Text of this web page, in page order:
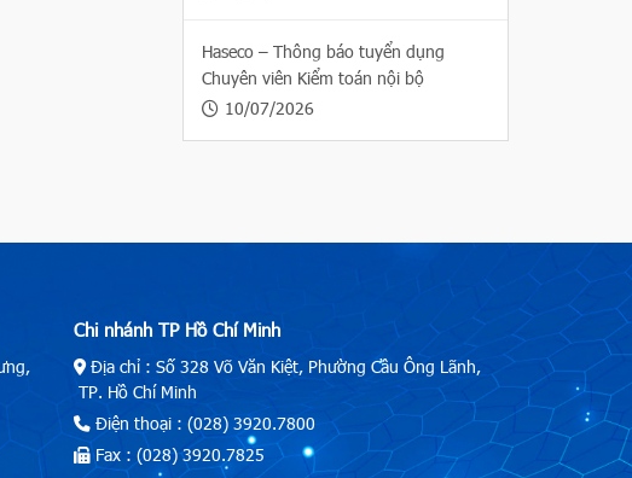
Haseco – Thông báo tuyển dụng
Chuyên viên Kiểm toán nội bộ
10/07/2026
Chi nhánh TP Hồ Chí Minh
Địa chỉ : Số 328 Võ Văn Kiệt, Phường Cầu Ông Lãnh,
TP. Hồ Chí Minh
Điện thoại : (028) 3920.7800
Fax : (028) 3920.7825